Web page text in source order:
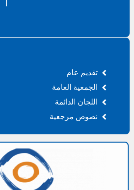
تقديم عام
الجمعية العامة
اللجان الدائمة
نصوص مرجعية